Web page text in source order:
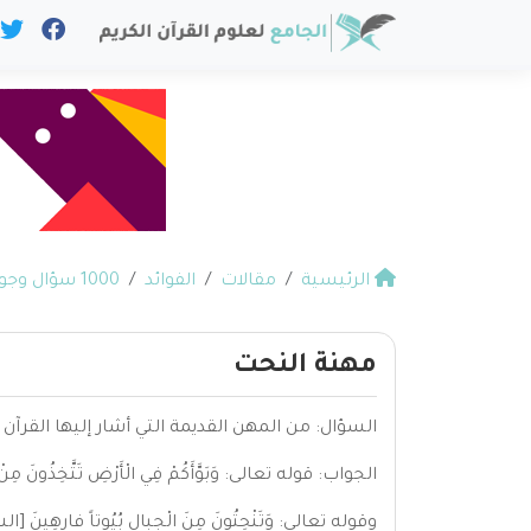
الرئيسية مقالات الفوائد 1000 سؤال وجواب في القرآن
مهنة النحت
السؤال: من المهن القديمة التي أشار إليها
الجواب: قوله تعالى: وَبَوَّأَكُمْ فِي الْأَرْضِ تَتَّخِذُونَ مِنْ
وقوله تعالى: وَتَنْحِتُونَ مِنَ الْجِبالِ بُيُوتاً فارِهِينَ